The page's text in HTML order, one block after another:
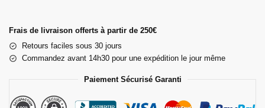
Frais de livraison offerts à partir de 250€
Retours faciles sous 30 jours
Commandez avant 14h30 pour une expédition le jour même
Paiement Sécurisé Garanti